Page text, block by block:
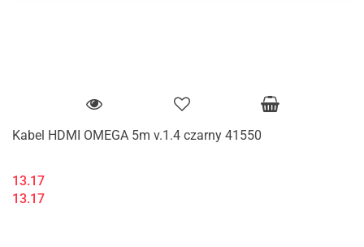
Kabel HDMI OMEGA 5m v.1.4 czarny 41550
13.17
13.17